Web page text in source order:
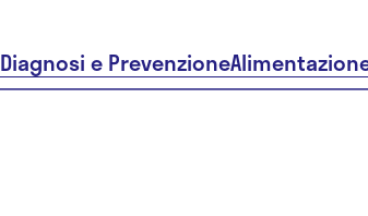
Diagnosi e Prevenzione